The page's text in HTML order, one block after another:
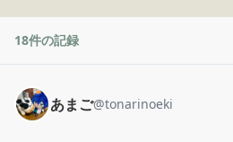
18件の記録
あまご@tonarinoeki